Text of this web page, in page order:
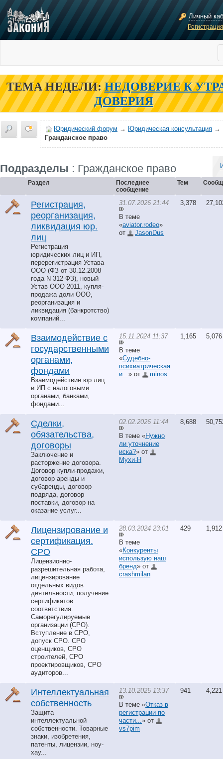
Личный
ТЕМА НЕДЕЛИ: НЕДОВЕРИЕ К
ДОВЕРИЯ
Юридический форум → Юридическая консультация →
Гражданское право
Подразделы : Гражданское право
Раздел
Последнее
сообщение
Тем
Регистрация,
реорганизация,
ликвидация юр.
лиц
Регистрация
юридических лиц и ИП,
перерегистрация Устава
ООО (ФЗ от 30.12.2008
года N 312-ФЗ), новый
Устав ООО 2011, купля-
продажа доли ООО,
реорганизация и
ликвидация (банкротство)
компаний...
31.07.2026 21:44
В теме
«aviator.rodeo»
от
JasonDus
3,378
Взаимодействие с
государственными
органами,
фондами
Взаимодействие юр.лиц
и ИП с налоговыми
органами, банками,
фондами...
15.11.2024 11:37
В теме
«Судебно-
психиатрическая
и...» от minos
1,165 5,076
Сделки,
обязательства,
договоры
Заключение и
расторжение договора.
Договор купли-продажи,
договор аренды и
субаренды, договор
подряда, договор
поставки, договор на
оказание услуг...
02.02.2026 11:44
В теме «Нужно
ли уточнение
иска?» от
Мухи-Н
8,688
Лицензирование и
сертификация.
СРО
Лицензионно-
разрешительная работа,
лицензирование
отдельных видов
деятельности, получение
сертификатов
соответствия.
Саморегулируемые
организации (СРО).
Вступление в СРО,
допуск СРО. СРО
оценщиков, СРО
строителей, СРО
проектировщиков, СРО
аудиторов...
28.03.2024 23:01
В теме
«Конкуренты
использую наш
бренд» от
crashmilan
429 1,912
Интеллектуальная
собственность
Защита
интеллектуальной
собственности. Товарные
знаки, изобретения,
патенты, лицензии, ноу-
хау...
13.10.2025 13:37
В теме «Отказ в
регистрации по
части...» от
vs7pim
941 4,221